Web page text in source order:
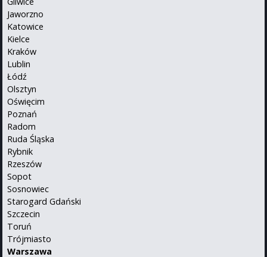
Jaworzno
Katowice
Kielce
Kraków
Lublin
Łódź
Olsztyn
Oświęcim
Poznań
Radom
Ruda Śląska
Rybnik
Rzeszów
Sopot
Sosnowiec
Starogard Gdański
Szczecin
Toruń
Trójmiasto
Warszawa